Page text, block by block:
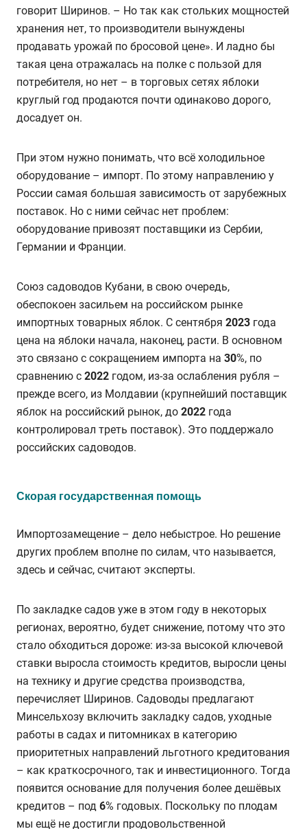
говорит Ширинов. – Но так как стольких мощностей
хранения нет, то производители вынуждены
продавать урожай по бросовой цене». И ладно бы
такая цена отражалась на полке с пользой для
потребителя, но нет – в торговых сетях яблоки
круглый год продаются почти одинаково дорого,
досадует он.
При этом нужно понимать, что всё холодильное
оборудование – импорт. По этому направлению у
России самая большая зависимость от зарубежных
поставок. Но с ними сейчас нет проблем:
оборудование привозят поставщики из Сербии,
Германии и Франции.
Союз садоводов Кубани, в свою очередь,
обеспокоен засильем на российском рынке
импортных товарных яблок. С сентября 2023 года
цена на яблоки начала, наконец, расти. В основном
это связано с сокращением импорта на 30%, по
сравнению с 2022 годом, из-за ослабления рубля –
прежде всего, из Молдавии (крупнейший поставщик
яблок на российский рынок, до 2022 года
контролировал треть поставок). Это поддержало
российских садоводов.
Скорая государственная помощь
Импортозамещение – дело небыстрое. Но решение
других проблем вполне по силам, что называется,
здесь и сейчас, считают эксперты.
По закладке садов уже в этом году в некоторых
регионах, вероятно, будет снижение, потому что это
стало обходиться дороже: из-за высокой ключевой
ставки выросла стоимость кредитов, выросли цены
на технику и другие средства производства,
перечисляет Ширинов. Садоводы предлагают
Минсельхозу включить закладку садов, уходные
работы в садах и питомниках в категорию
приоритетных направлений льготного кредитования
– как краткосрочного, так и инвестиционного. Тогда
появится основание для получения более дешёвых
кредитов – под 6% годовых. Поскольку по плодам
мы ещё не достигли продовольственной